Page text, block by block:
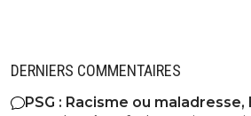
DERNIERS COMMENTAIRES
PSG : Racisme ou